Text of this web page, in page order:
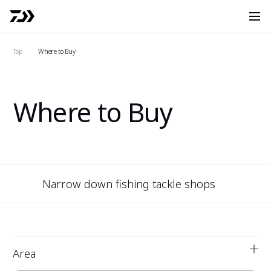
Top Where to Buy
Where to Buy
Narrow down fishing tackle shops
Area